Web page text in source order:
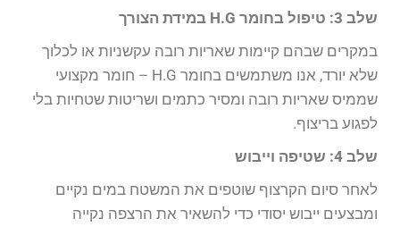
שלב 3: טיפול בחומר H.G במידת הצורך
במקרים שבהם קיימות שאריות רובה עקשניות או לכלוך
שלא יורד, אנו משתמשים בחומר H.G – חומר מקצועי
שממיס שאריות רובה ומסיר כתמים ושריטות שטחיות בלי
לפגוע בריצוף.
שלב 4: שטיפה וייבוש
לאחר סיום הקרצוף שוטפים את המשטח במים נקיים
ומבצעים ייבוש יסודי כדי להשאיר את הרצפה נקייה